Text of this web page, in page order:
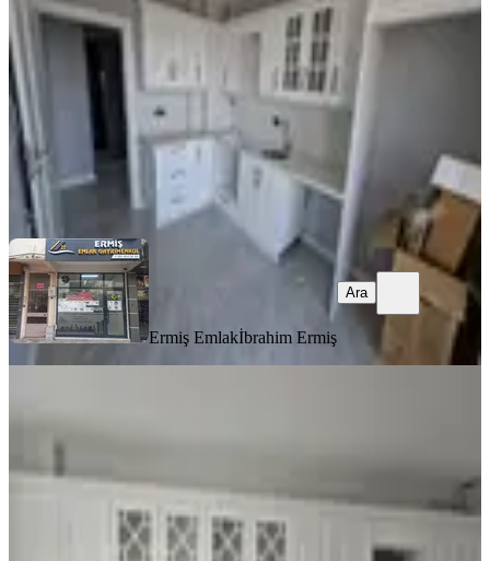
95 m²· 3. Kat · 30.07.2026
26.000 ₺
Ermiş Emlak İbrahim Ermiş
Ara
Ermiş Emlakİbrahim Ermiş
Ara
3. Kat·30.07.2026
25.000 ₺